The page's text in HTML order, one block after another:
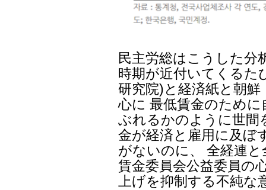
民主労総はこうした分
時期が近付いてくるた
研究院)と経済紙と朝
心に 最低賃金のため
ぶれるかのように世間
金が経済と雇用に及ぼ
がないのに、 全経連
賃金委員会公益委員の
上げを抑制する不純